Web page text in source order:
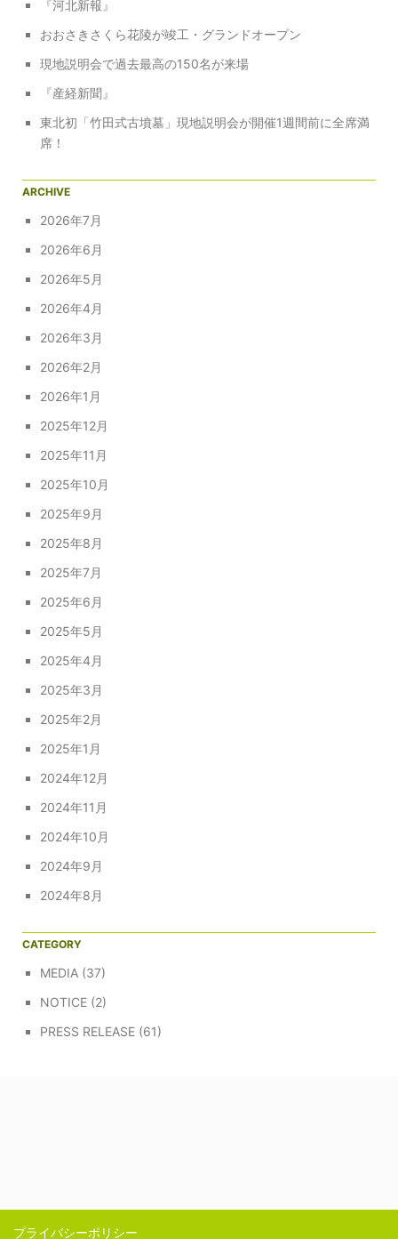
『河北新報』
おおさきさくら花陵が竣工・グランドオープン
現地説明会で過去最高の150名が来場
『産経新聞』
東北初「竹田式古墳墓」現地説明会が開催1週間前に全席満
席！
ARCHIVE
2026年7月
2026年6月
2026年5月
2026年4月
2026年3月
2026年2月
2026年1月
2025年12月
2025年11月
2025年10月
2025年9月
2025年8月
2025年7月
2025年6月
2025年5月
2025年4月
2025年3月
2025年2月
2025年1月
2024年12月
2024年11月
2024年10月
2024年9月
2024年8月
CATEGORY
MEDIA (37)
NOTICE (2)
PRESS RELEASE (61)
プライバシーポリシー